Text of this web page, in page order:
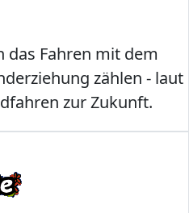
das Fahren mit dem
zählen - laut
zur Zukunft.